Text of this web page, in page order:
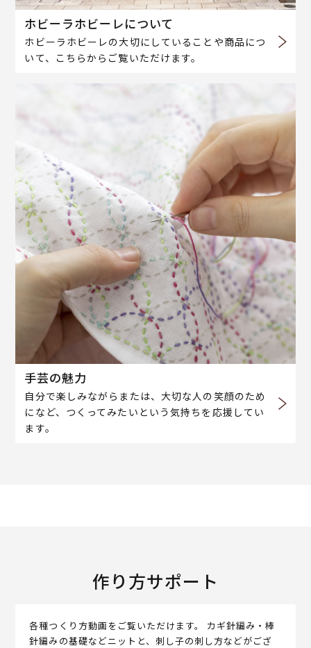
ホビーラホビーレについて
ホビーラホビーレの大切にしていることや商品につ
いて、こちらからご覧いただけます。
手芸の魅力
自分で楽しみながらまたは、大切な人の笑顔のため
になど、つくってみたいという気持ちを応援してい
ます。
作り方サポート
各種つくり方動画をご覧いただけます。 カギ針編み・棒
針編みの基礎などニットと、刺し子の刺し方などがござ